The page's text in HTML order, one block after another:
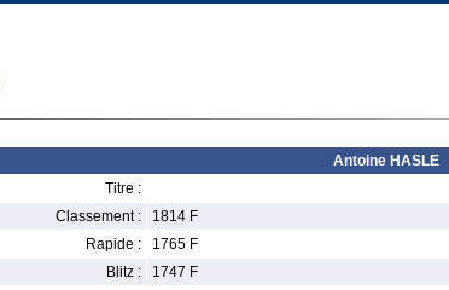
Antoine HASLE
Titre :
Classement :
1814 F
Rapide :
1765 F
Blitz :
1747 F